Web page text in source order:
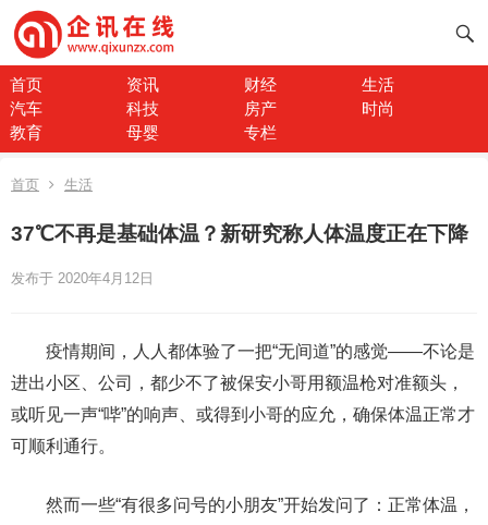
首页 资讯 财经
生活
汽车
科技 房产
时尚
教育
母婴 专栏
首页 生活
37℃不再是基础体温？新研究称人体温度正在下降
发布于 2020年4月12日
疫情期间，人人都体验了一把“无间道”的感觉——不论是
进出小区、公司，都少不了被保安小哥用额温枪对准额头，
或听见一声“哔”的响声、或得到小哥的应允，确保体温正常才
可顺利通行。
然而一些“有很多问号的小朋友”开始发问了：正常体温，